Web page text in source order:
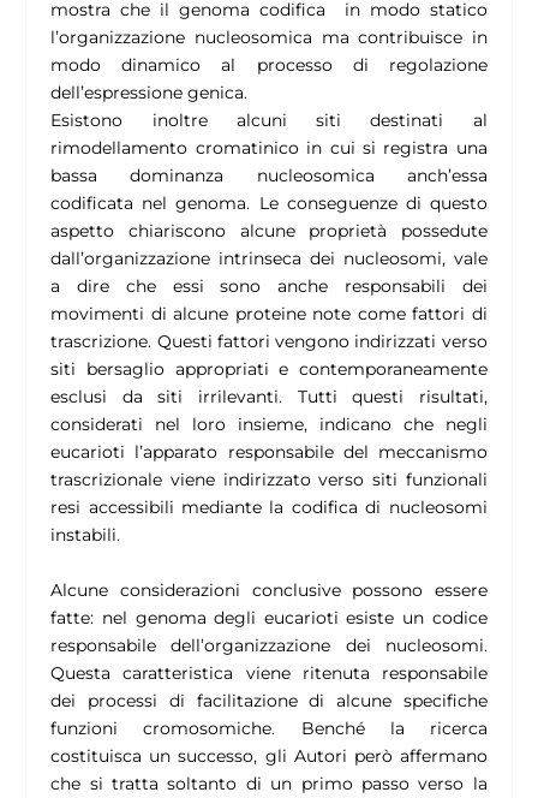
mostra che il genoma codifica in modo statico
l’organizzazione nucleosomica ma contribuisce in
modo dinamico al processo di regolazione
dell’espressione genica.
Esistono inoltre alcuni siti destinati al
rimodellamento cromatinico in cui si registra una
bassa dominanza nucleosomica anch’essa
codificata nel genoma. Le conseguenze di questo
aspetto chiariscono alcune proprietà possedute
dall’organizzazione intrinseca dei nucleosomi, vale
a dire che essi sono anche responsabili dei
movimenti di alcune proteine note come fattori di
trascrizione. Questi fattori vengono indirizzati verso
siti bersaglio appropriati e contemporaneamente
esclusi da siti irrilevanti. Tutti questi risultati,
considerati nel loro insieme, indicano che negli
eucarioti l’apparato responsabile del meccanismo
trascrizionale viene indirizzato verso siti funzionali
resi accessibili mediante la codifica di nucleosomi
instabili.
Alcune considerazioni conclusive possono essere
fatte: nel genoma degli eucarioti esiste un codice
responsabile dell’organizzazione dei nucleosomi.
Questa caratteristica viene ritenuta responsabile
dei processi di facilitazione di alcune specifiche
funzioni cromosomiche. Benché la ricerca
costituisca un successo, gli Autori però affermano
che si tratta soltanto di un primo passo verso la